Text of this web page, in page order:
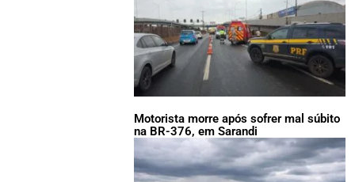
Motorista morre após sofrer mal súbito
na BR-376, em Sarandi